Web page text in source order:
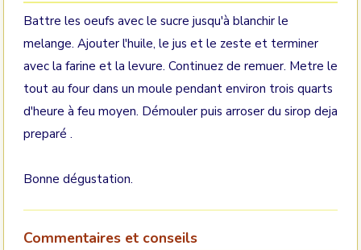
Battre les oeufs avec le sucre jusqu'à blanchir le
melange. Ajouter l'huile, le jus et le zeste et terminer
avec la farine et la levure. Continuez de remuer. Metre le
tout au four dans un moule pendant environ trois quarts
d'heure à feu moyen. Démouler puis arroser du sirop deja
preparé .
Bonne dégustation.
Commentaires et conseils